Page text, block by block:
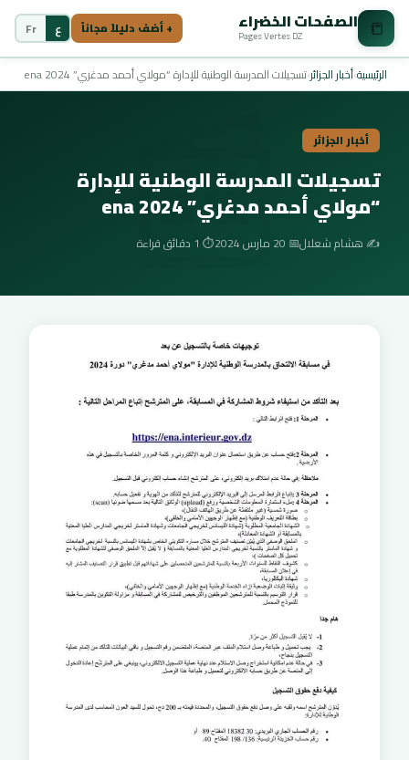
📒 الصفحات الخضراء
Pages Vertes DZ + أضف دليلاً مجاناً ع Fr
الرئيسية›أخبار الجزائر›تسجيلات المدرسة الوطنية للإدارة “مولاي أحمد مدغري” ena 2024
📰 أخبار الجزائر
تسجيلات المدرسة الوطنية للإدارة
“مولاي أحمد مدغري” ena 2024
✍️ هشام شعلال📅 20 مارس 2024 ⏱️ 1 دقائق قراءة